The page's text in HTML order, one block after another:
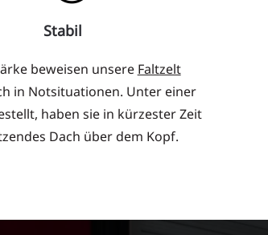
Stabil
beweisen unsere Faltzelt
in Notsituationen. Unter einer
haben sie in kürzester Zeit
Dach über dem Kopf.